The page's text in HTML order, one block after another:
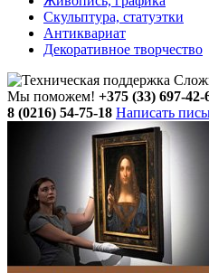
Скульптура, статуэтки
Антиквариат
Декоративное творчество
Мы поможем! +375 (33) 697-42-
8 (0216) 54-75-18 Написать